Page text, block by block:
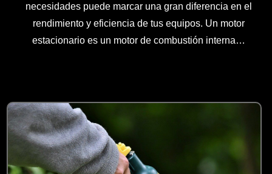
necesidades puede marcar una gran diferencia en el
rendimiento y eficiencia de tus equipos. Un motor
estacionario es un motor de combustión interna…